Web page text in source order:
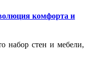
комфорта и
набор стен и мебели,